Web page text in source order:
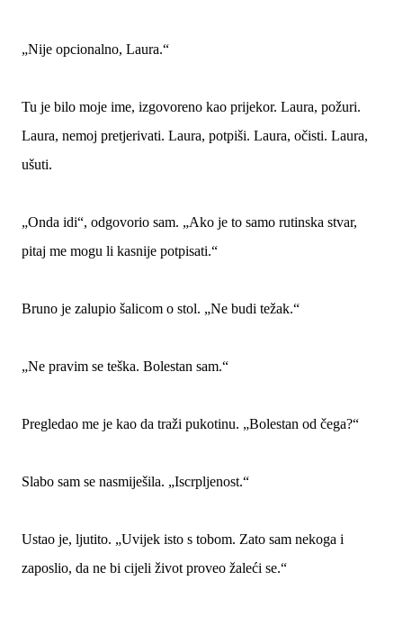
„Nije opcionalno, Laura.“
Tu je bilo moje ime, izgovoreno kao prijekor. Laura, požuri.
Laura, nemoj pretjerivati. Laura, potpiši. Laura, očisti. Laura,
ušuti.
„Onda idi“, odgovorio sam. „Ako je to samo rutinska stvar,
pitaj me mogu li kasnije potpisati.“
Bruno je zalupio šalicom o stol. „Ne budi težak.“
„Ne pravim se teška. Bolestan sam.“
Pregledao me je kao da traži pukotinu. „Bolestan od čega?“
Slabo sam se nasmiješila. „Iscrpljenost.“
Ustao je, ljutito. „Uvijek isto s tobom. Zato sam nekoga i
zaposlio, da ne bi cijeli život proveo žaleći se.“